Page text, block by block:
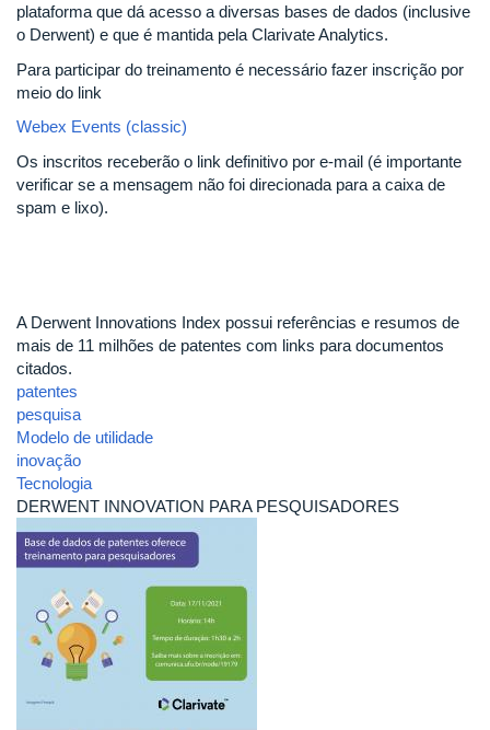
plataforma que dá acesso a diversas bases de dados (inclusive
o Derwent) e que é mantida pela Clarivate Analytics.
Para participar do treinamento é necessário fazer inscrição por
meio do link
Webex Events (classic)
Os inscritos receberão o link definitivo por e-mail (é importante
verificar se a mensagem não foi direcionada para a caixa de
spam e lixo).
A Derwent Innovations Index possui referências e resumos de
mais de 11 milhões de patentes com links para documentos
citados.
patentes
pesquisa
Modelo de utilidade
inovação
Tecnologia
DERWENT INNOVATION PARA PESQUISADORES